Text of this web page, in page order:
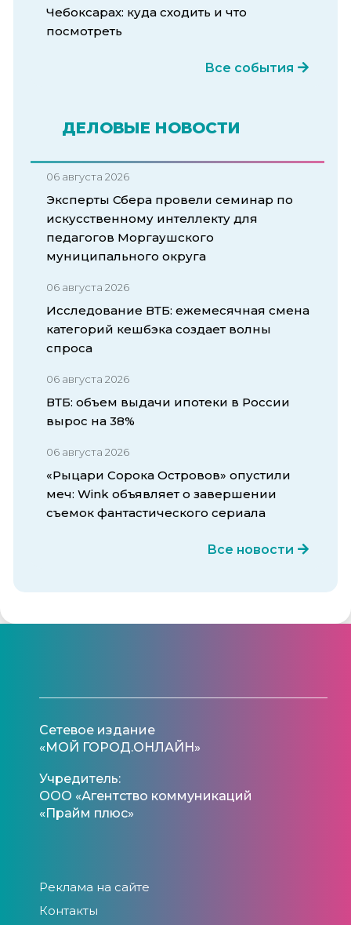
Чебоксарах: куда сходить и что
посмотреть
Все события
ДЕЛОВЫЕ НОВОСТИ
06 августа 2026
Эксперты Сбера провели семинар по
искусственному интеллекту для
педагогов Моргаушского
муниципального округа
06 августа 2026
Исследование ВТБ: ежемесячная смена
категорий кешбэка создает волны
спроса
06 августа 2026
ВТБ: объем выдачи ипотеки в России
вырос на 38%
06 августа 2026
«Рыцари Сорока Островов» опустили
меч: Wink объявляет о завершении
съемок фантастического сериала
Все новости
Сетевое издание
«МОЙ ГОРОД.ОНЛАЙН»
Учредитель:
ООО «Агентство коммуникаций
«Прайм плюс»
Реклама на сайте
Контакты